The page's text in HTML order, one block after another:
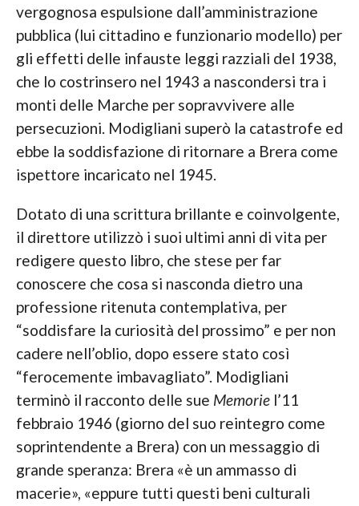
vergognosa espulsione dall’amministrazione
pubblica (lui cittadino e funzionario modello) per
gli effetti delle infauste leggi razziali del 1938,
che lo costrinsero nel 1943 a nascondersi tra i
monti delle Marche per sopravvivere alle
persecuzioni. Modigliani superò la catastrofe ed
ebbe la soddisfazione di ritornare a Brera come
ispettore incaricato nel 1945.
Dotato di una scrittura brillante e coinvolgente,
il direttore utilizzò i suoi ultimi anni di vita per
redigere questo libro, che stese per far
conoscere che cosa si nasconda dietro una
professione ritenuta contemplativa, per
“soddisfare la curiosità del prossimo” e per non
cadere nell’oblio, dopo essere stato così
“ferocemente imbavagliato”. Modigliani
terminò il racconto delle sue Memorie l’11
febbraio 1946 (giorno del suo reintegro come
soprintendente a Brera) con un messaggio di
grande speranza: Brera «è un ammasso di
macerie», «eppure tutti questi beni culturali